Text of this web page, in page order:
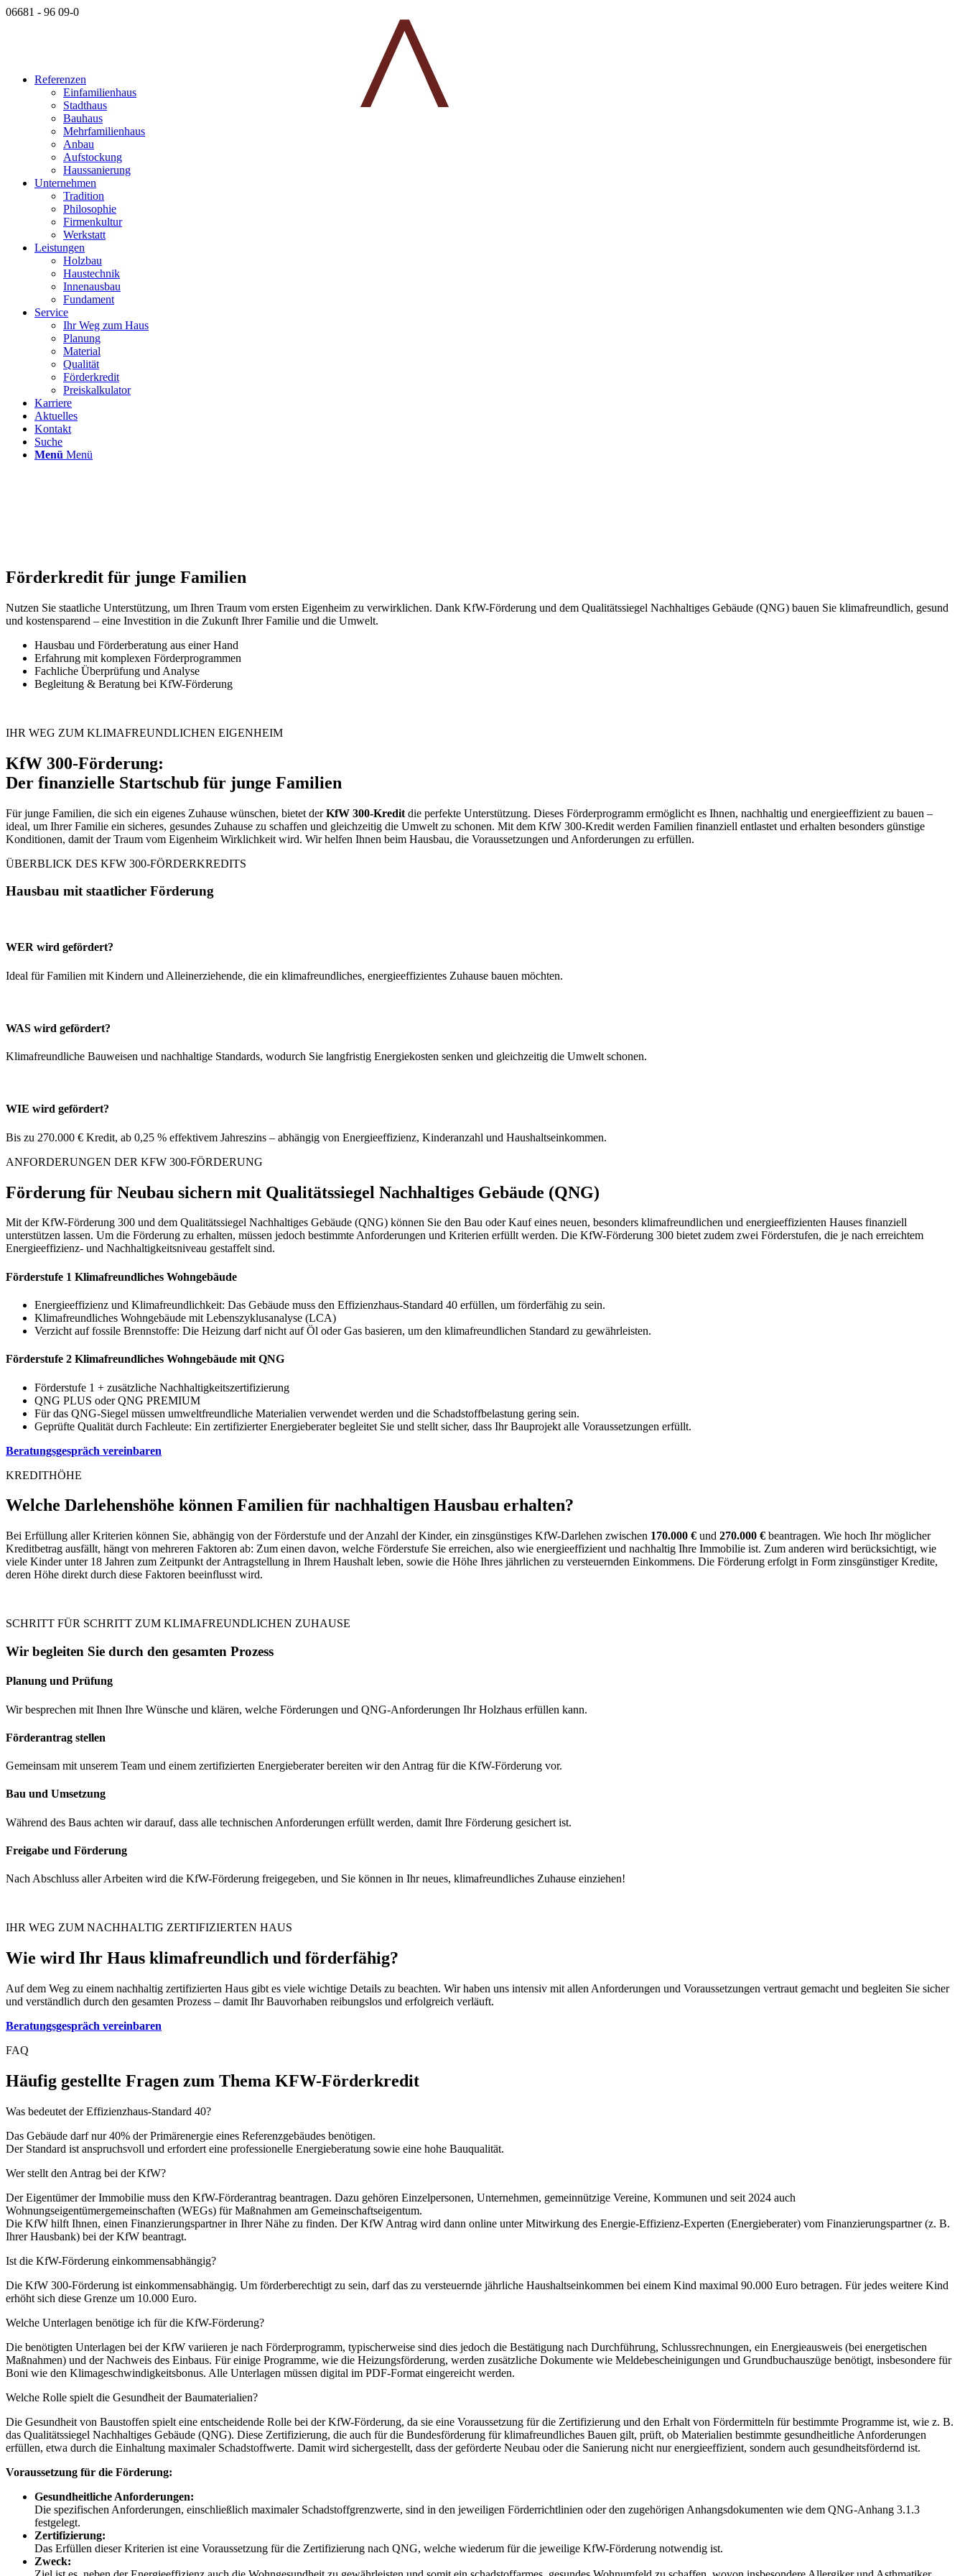
06681 - 96 09-0
Referenzen
Einfamilienhaus
Stadthaus
Bauhaus
Mehrfamilienhaus
Anbau
Aufstockung
Haussanierung
Unternehmen
Tradition
Philosophie
Firmenkultur
Werkstatt
Leistungen
Holzbau
Haustechnik
Innenausbau
Fundament
Service
Ihr Weg zum Haus
Planung
Material
Qualität
Förderkredit
Preiskalkulator
Karriere
Aktuelles
Kontakt
Suche
Menü Menü
Förderkredit für junge Familien
Nutzen Sie staatliche Unterstützung, um Ihren Traum vom ersten Eigenheim zu verwirklichen. Dank KfW-Förderung und dem Qualitätssiegel Nachhaltiges Gebäude (QNG) bauen Sie klimafreundlich, gesund
und kostensparend – eine Investition in die Zukunft Ihrer Familie und die Umwelt.
Hausbau und Förderberatung aus einer Hand
Erfahrung mit komplexen Förderprogrammen
Fachliche Überprüfung und Analyse
Begleitung & Beratung bei KfW-Förderung
IHR WEG ZUM KLIMAFREUNDLICHEN EIGENHEIM
KfW 300-Förderung:
Der finanzielle Startschub für junge Familien
Für junge Familien, die sich ein eigenes Zuhause wünschen, bietet derKfW 300-Kredit die perfekte Unterstützung. Dieses Förderprogramm ermöglicht es Ihnen, nachhaltig und energieeffizient zu bauen –
ideal, um Ihrer Familie ein sicheres, gesundes Zuhause zu schaffen und gleichzeitig die Umwelt zu schonen. Mit dem KfW 300-Kredit werden Familien finanziell entlastet und erhalten besonders günstige
Konditionen, damit der Traum vom Eigenheim Wirklichkeit wird. Wir helfen Ihnen beim Hausbau, die Voraussetzungen und Anforderungen zu erfüllen.
ÜBERBLICK DES KFW 300-FÖRDERKREDITS
Hausbau mit staatlicher Förderung
WER wird gefördert?
Ideal für Familien mit Kindern und Alleinerziehende, die ein klimafreundliches, energieeffizientes Zuhause bauen möchten.
WAS wird gefördert?
Klimafreundliche Bauweisen und nachhaltige Standards, wodurch Sie langfristig Energiekosten senken und gleichzeitig die Umwelt schonen.
WIE wird gefördert?
Bis zu 270.000 € Kredit, ab 0,25 % effektivem Jahreszins – abhängig von Energieeffizienz, Kinderanzahl und Haushaltseinkommen.
ANFORDERUNGEN DER KFW 300-FÖRDERUNG
Förderung für Neubau sichern mit Qualitätssiegel Nachhaltiges Gebäude (QNG)
Mit der KfW-Förderung 300 und dem Qualitätssiegel Nachhaltiges Gebäude (QNG) können Sie den Bau oder Kauf eines neuen, besonders klimafreundlichen und energieeffizienten Hauses finanziell
unterstützen lassen. Um die Förderung zu erhalten, müssen jedoch bestimmte Anforderungen und Kriterien erfüllt werden. Die KfW-Förderung 300 bietet zudem zwei Förderstufen, die je nach erreichtem
Energieeffizienz- und Nachhaltigkeitsniveau gestaffelt sind.
Förderstufe 1 Klimafreundliches Wohngebäude
Energieeffizienz und Klimafreundlichkeit: Das Gebäude muss den Effizienzhaus-Standard 40 erfüllen, um förderfähig zu sein.
Klimafreundliches Wohngebäude mit Lebenszyklusanalyse (LCA)
Verzicht auf fossile Brennstoffe: Die Heizung darf nicht auf Öl oder Gas basieren, um den klimafreundlichen Standard zu gewährleisten.
Förderstufe 2 Klimafreundliches Wohngebäude mit QNG
Förderstufe 1 + zusätzliche Nachhaltigkeitszertifizierung
QNG PLUS oder QNG PREMIUM
Für das QNG-Siegel müssen umweltfreundliche Materialien verwendet werden und die Schadstoffbelastung gering sein.
Geprüfte Qualität durch Fachleute: Ein zertifizierter Energieberater begleitet Sie und stellt sicher, dass Ihr Bauprojekt alle Voraussetzungen erfüllt.
Beratungsgespräch vereinbaren
KREDITHÖHE
Welche Darlehenshöhe können Familien für nachhaltigen Hausbau erhalten?
Bei Erfüllung aller Kriterien können Sie, abhängig von der Förderstufe und der Anzahl der Kinder, ein zinsgünstiges KfW-Darlehen zwischen 170.000 € und 270.000 € beantragen. Wie hoch Ihr möglicher
Kreditbetrag ausfällt, hängt von mehreren Faktoren ab: Zum einen davon, welche Förderstufe Sie erreichen, also wie energieeffizient und nachhaltig Ihre Immobilie ist. Zum anderen wird berücksichtigt, wie
viele Kinder unter 18 Jahren zum Zeitpunkt der Antragstellung in Ihrem Haushalt leben, sowie die Höhe Ihres jährlichen zu versteuernden Einkommens. Die Förderung erfolgt in Form zinsgünstiger Kredite,
deren Höhe direkt durch diese Faktoren beeinflusst wird.
SCHRITT FÜR SCHRITT ZUM KLIMAFREUNDLICHEN ZUHAUSE
Wir begleiten Sie durch den gesamten Prozess
Planung und Prüfung
Wir besprechen mit Ihnen Ihre Wünsche und klären, welche Förderungen und QNG-Anforderungen Ihr Holzhaus erfüllen kann.
Förderantrag stellen
Gemeinsam mit unserem Team und einem zertifizierten Energieberater bereiten wir den Antrag für die KfW-Förderung vor.
Bau und Umsetzung
Während des Baus achten wir darauf, dass alle technischen Anforderungen erfüllt werden, damit Ihre Förderung gesichert ist.
Freigabe und Förderung
Nach Abschluss aller Arbeiten wird die KfW-Förderung freigegeben, und Sie können in Ihr neues, klimafreundliches Zuhause einziehen!
IHR WEG ZUM NACHHALTIG ZERTIFIZIERTEN HAUS
Wie wird Ihr Haus klimafreundlich und förderfähig?
Auf dem Weg zu einem nachhaltig zertifizierten Haus gibt es viele wichtige Details zu beachten. Wir haben uns intensiv mit allen Anforderungen und Voraussetzungen vertraut gemacht und begleiten Sie sicher
und verständlich durch den gesamten Prozess – damit Ihr Bauvorhaben reibungslos und erfolgreich verläuft.
Beratungsgespräch vereinbaren
FAQ
Häufig gestellte Fragen zum Thema KFW-Förderkredit
Was bedeutet der Effizienzhaus-Standard 40?
Das Gebäude darf nur 40% der Primärenergie eines Referenzgebäudes benötigen.
Der Standard ist anspruchsvoll und erfordert eine professionelle Energieberatung sowie eine hohe Bauqualität.
Wer stellt den Antrag bei der KfW?
Der Eigentümer der Immobilie muss den KfW-Förderantrag beantragen. Dazu gehören Einzelpersonen, Unternehmen, gemeinnützige Vereine, Kommunen und seit 2024 auch
Wohnungseigentümergemeinschaften (WEGs) für Maßnahmen am Gemeinschaftseigentum.
Die KfW hilft Ihnen, einen Finanzierungspartner in Ihrer Nähe zu finden. Der KfW Antrag wird dann online unter Mitwirkung des Energie-Effizienz-Experten (Energieberater) vom Finanzierungspartner (z. B.
Ihrer Hausbank) bei der KfW beantragt.
Ist die KfW-Förderung einkommensabhängig?
Die KfW 300-Förderung ist einkommensabhängig. Um förderberechtigt zu sein, darf das zu versteuernde jährliche Haushaltseinkommen bei einem Kind maximal 90.000 Euro betragen. Für jedes weitere Kind
erhöht sich diese Grenze um 10.000 Euro.
Welche Unterlagen benötige ich für die KfW-Förderung?
Die benötigten Unterlagen bei der KfW variieren je nach Förderprogramm, typischerweise sind dies jedoch die Bestätigung nach Durchführung, Schlussrechnungen, ein Energieausweis (bei energetischen
Maßnahmen) und der Nachweis des Einbaus. Für einige Programme, wie die Heizungsförderung, werden zusätzliche Dokumente wie Meldebescheinigungen und Grundbuchauszüge benötigt, insbesondere für
Boni wie den Klimageschwindigkeitsbonus. Alle Unterlagen müssen digital im PDF-Format eingereicht werden.
Welche Rolle spielt die Gesundheit der Baumaterialien?
Die Gesundheit von Baustoffen spielt eine entscheidende Rolle bei der KfW-Förderung, da sie eine Voraussetzung für die Zertifizierung und den Erhalt von Fördermitteln für bestimmte Programme ist, wie z. B.
das Qualitätssiegel Nachhaltiges Gebäude (QNG). Diese Zertifizierung, die auch für die Bundesförderung für klimafreundliches Bauen gilt, prüft, ob Materialien bestimmte gesundheitliche Anforderungen
erfüllen, etwa durch die Einhaltung maximaler Schadstoffwerte. Damit wird sichergestellt, dass der geförderte Neubau oder die Sanierung nicht nur energieeffizient, sondern auch gesundheitsfördernd ist.
Voraussetzung für die Förderung:
Gesundheitliche Anforderungen:
Die spezifischen Anforderungen, einschließlich maximaler Schadstoffgrenzwerte, sind in den jeweiligen Förderrichtlinien oder den zugehörigen Anhangsdokumenten wie dem QNG-Anhang 3.1.3
festgelegt.
Zertifizierung:
Das Erfüllen dieser Kriterien ist eine Voraussetzung für die Zertifizierung nach QNG, welche wiederum für die jeweilige KfW-Förderung notwendig ist.
Zweck: